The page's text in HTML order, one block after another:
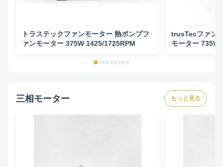
トラステックファンモーター 熱ポンプフ
ァンモーター 375W 1425/1725RPM
trusTecファン
モーター 735W
三相モーター もっと見る